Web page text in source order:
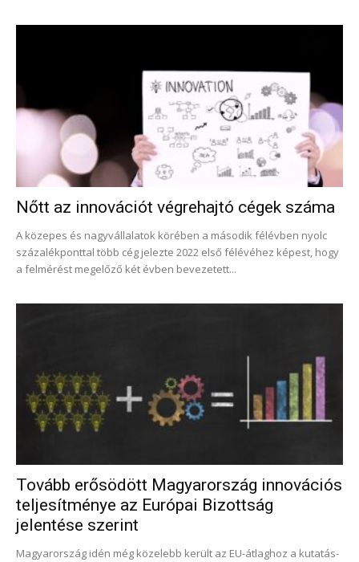
Nőtt az innovációt végrehajtó cégek száma
A közepes és nagyvállalatok körében a második félévben nyolc
százalékponttal több cég jelezte 2022 első félévéhez képest, hogy
a felmérést megelőző két évben bevezetett...
Tovább erősödött Magyarország innovációs
teljesítménye az Európai Bizottság
jelentése szerint
Magyarország idén még közelebb került az EU-átlaghoz a kutatás-